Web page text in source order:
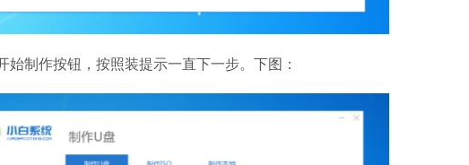
始制作按钮，按照装提示一直下一步。下图：